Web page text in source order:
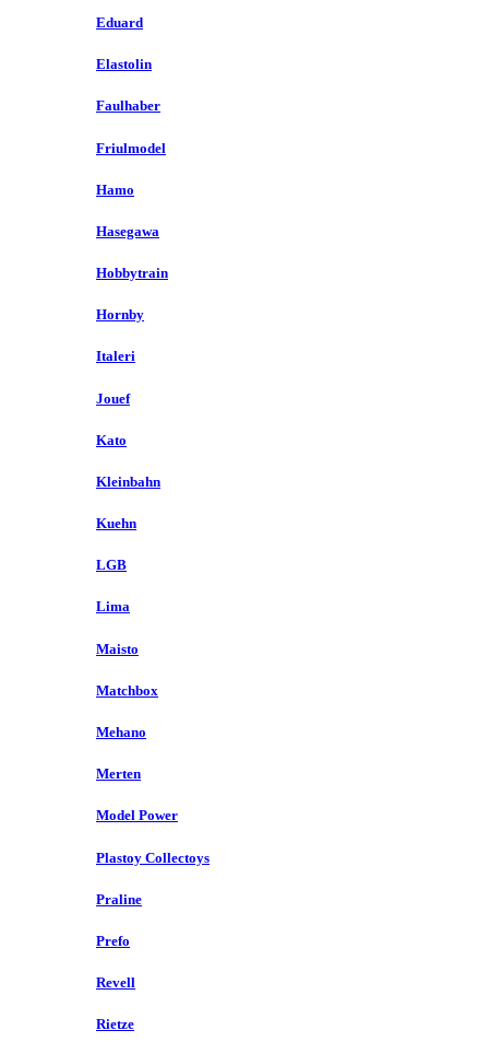
Eduard
Elastolin
Faulhaber
Friulmodel
Hamo
Hasegawa
Hobbytrain
Hornby
Italeri
Jouef
Kato
Kleinbahn
Kuehn
LGB
Lima
Maisto
Matchbox
Mehano
Merten
Model Power
Plastoy Collectoys
Praline
Prefo
Revell
Rietze